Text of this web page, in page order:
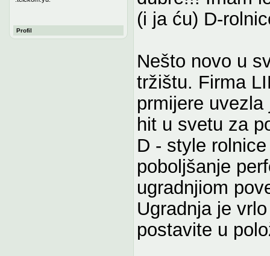
Profil
(i ja ću) D-
Nešto novo u
tržištu. Firma
prmijere
hit u svetu za
D - style
poboljšanje
ugradnjiom
Ugradnja je
postavite u